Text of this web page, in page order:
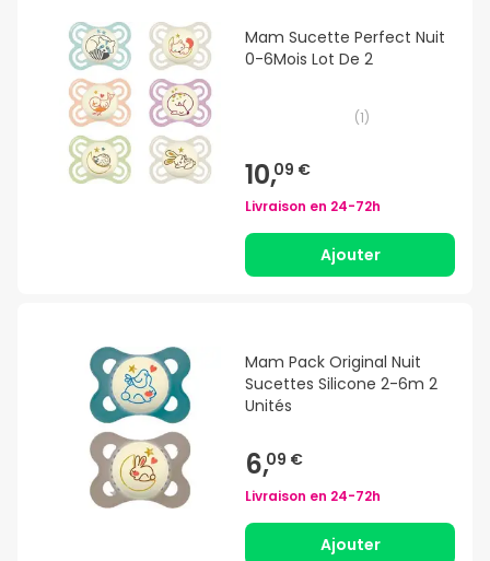
Mam Sucette Perfect Nuit
0-6Mois Lot De 2
(1)
10,09 €
Livraison en 24-72h
Ajouter
Mam Pack Original Nuit
Sucettes Silicone 2-6m 2
Unités
6,09 €
Livraison en 24-72h
Ajouter